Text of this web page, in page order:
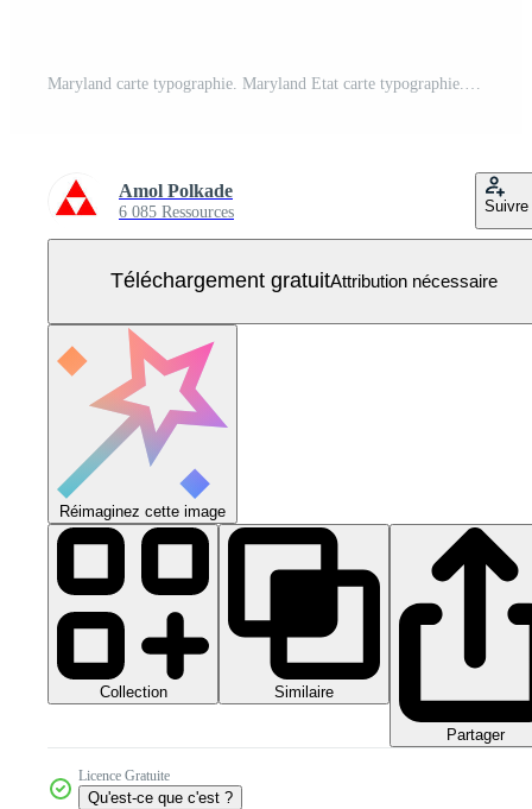
Amol Polkade
6 085 Ressources Suivre
Téléchargement gratuitAttribution nécessaire
Réimaginez cette image
Collection Similaire
Partager
Licence Gratuite
Qu'est-ce que c'est ?